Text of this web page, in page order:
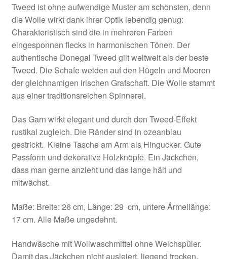
Tweed ist ohne aufwendige Muster am schönsten, denn
die Wolle wirkt dank ihrer Optik lebendig genug:
Charakteristisch sind die in mehreren Farben
eingesponnen flecks in harmonischen Tönen. Der
authentische Donegal Tweed gilt weltweit als der beste
Tweed. Die Schafe weiden auf den Hügeln und Mooren
der gleichnamigen irischen Grafschaft. Die Wolle stammt
aus einer traditionsreichen Spinnerei.
Das Garn wirkt elegant und durch den Tweed-Effekt
rustikal zugleich. Die Ränder sind in ozeanblau
gestrickt. Kleine Tasche am Arm als Hingucker. Gute
Passform und dekorative Holzknöpfe. Ein Jäckchen,
dass man gerne anzieht und das lange hält und
mitwächst.
Maße: Breite: 26 cm, Länge: 29 cm, untere Ärmellänge:
17 cm. Alle Maße ungedehnt.
Handwäsche mit Wollwaschmittel ohne Weichspüler.
Damit das Jäckchen nicht ausleiert, liegend trocken.